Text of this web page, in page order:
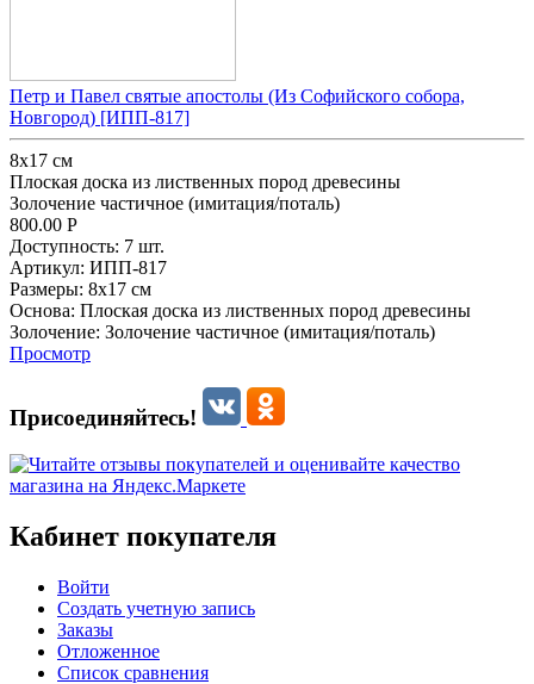
Петр и Павел святые апостолы (Из Софийского собора,
Новгород) [ИПП-817]
8x17 см
Плоская доска из лиственных пород древесины
Золочение частичное (имитация/поталь)
800.00 Р
Доступность: 7 шт.
Артикул: ИПП-817
Размеры: 8x17 см
Основа: Плоская доска из лиственных пород древесины
Золочение: Золочение частичное (имитация/поталь)
Просмотр
Присоединяйтесь!
Кабинет покупателя
Войти
Создать учетную запись
Заказы
Отложенное
Список сравнения